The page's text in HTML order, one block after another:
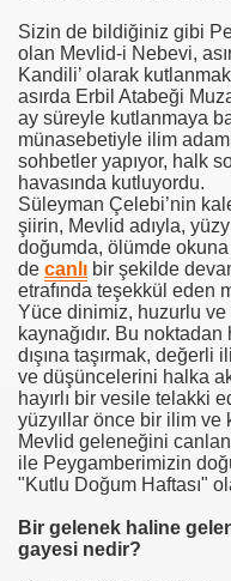
Sizin de bildiğiniz gibi
olan Mevlid-i Nebevi,
Kandili’ olarak
asırda Erbil Atabeği
ay süreyle kutlanmaya
münasebetiyle ilim
sohbetler yapıyor, halk
havasında kutluyordu.
Süleyman Çelebi’nin
şiirin, Mevlid adıyla,
doğumda, ölümde
de canlı bir şekilde
etrafında teşekkül eden
Yüce dinimiz, huzurlu ve
kaynağıdır. Bu
dışına taşırmak, değerli
ve düşüncelerini halka
hayırlı bir vesile telakki
yüzyıllar önce bir ilim ve
Mevlid geleneğini
ile Peygamberimizin
"Kutlu Doğum Haftası"
Bir gelenek haline
gayesi nedir?